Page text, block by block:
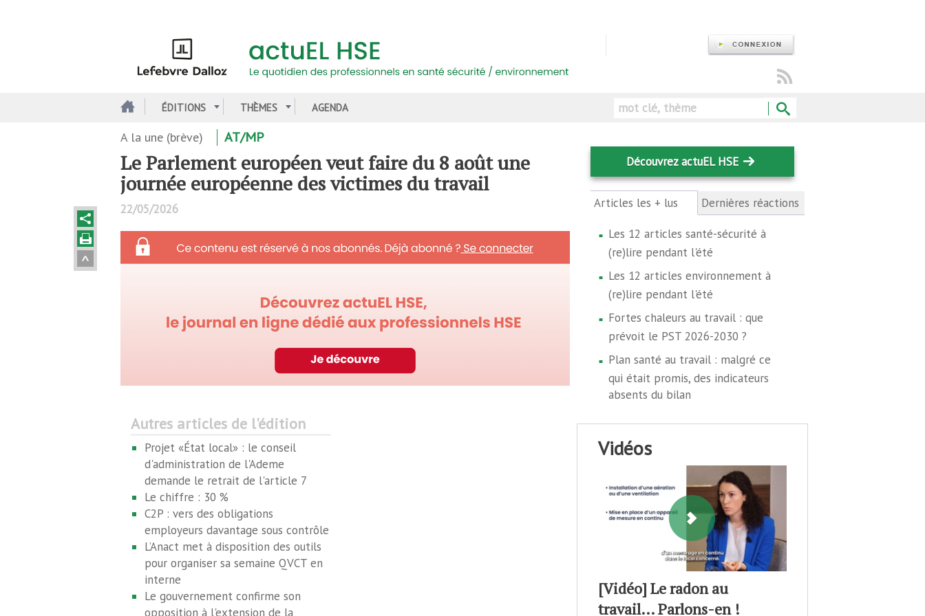
ÉDITIONS THÈMES AGENDA Rechercher
A la une (brève) AT/MP
Le Parlement européen veut faire du 8 août une
journée européenne des victimes du travail
22/05/2026
Autres articles de l'édition
Projet «État local» : le conseil
d'administration de l'Ademe
demande le retrait de l'article 7
Le chiffre : 30 %
C2P : vers des obligations
employeurs davantage sous contrôle
L’Anact met à disposition des outils
pour organiser sa semaine QVCT en
interne
Le gouvernement confirme son
opposition à l'extension de la
Découvrez actuEL HSE
Articles les + lus (onglet
actif)
Dernières réactions
Les 12 articles santé-sécurité à
(re)lire pendant l'été
Les 12 articles environnement à
(re)lire pendant l'été
Fortes chaleurs au travail : que
prévoit le PST 2026-2030 ?
Plan santé au travail : malgré ce
qui était promis, des indicateurs
absents du bilan
vidéos
[Vidéo] Le radon au
travail… Parlons-en !